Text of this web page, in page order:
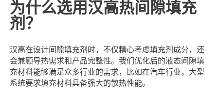
为什么选用汉高热间隙填充
剂？
汉高在设计间隙填充剂时，不仅精心考虑填充剂成分，还
会兼顾导热需求和产品完整性。我们优化后的液态间隙填
充材料能够满足众多行业的需求，比如在汽车行业，大型
系统要求填充材料具备强大的散热性能。